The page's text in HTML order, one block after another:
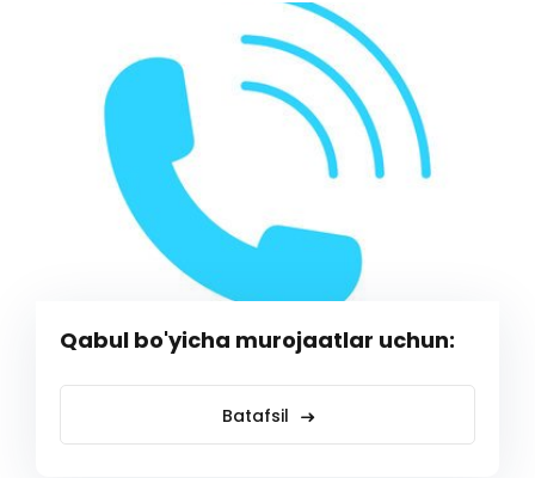
Qabul bo'yicha murojaatlar uchun:
Batafsil